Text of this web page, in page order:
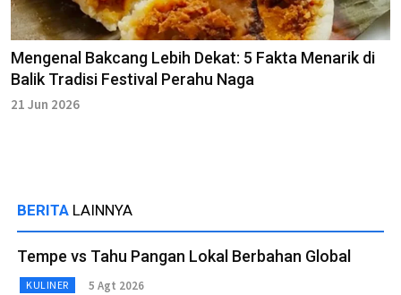
Mengenal Bakcang Lebih Dekat: 5 Fakta Menarik di
Balik Tradisi Festival Perahu Naga
21 Jun 2026
BERITA LAINNYA
Tempe vs Tahu Pangan Lokal Berbahan Global
KULINER 5 Agt 2026